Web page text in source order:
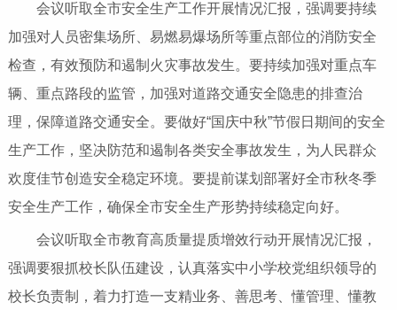
会议听取全市安全生产工作开展情况汇报，强调要持续
加强对人员密集场所、易燃易爆场所等重点部位的消防安全
检查，有效预防和遏制火灾事故发生。要持续加强对重点车
辆、重点路段的监管，加强对道路交通安全隐患的排查治
理，保障道路交通安全。要做好“国庆中秋”节假日期间的安全
生产工作，坚决防范和遏制各类安全事故发生，为人民群众
欢度佳节创造安全稳定环境。要提前谋划部署好全市秋冬季
安全生产工作，确保全市安全生产形势持续稳定向好。
会议听取全市教育高质量提质增效行动开展情况汇报，
强调要狠抓校长队伍建设，认真落实中小学校党组织领导的
校长负责制，着力打造一支精业务、善思考、懂管理、懂教